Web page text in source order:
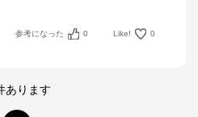
参考になった 0 Like! 0
あります